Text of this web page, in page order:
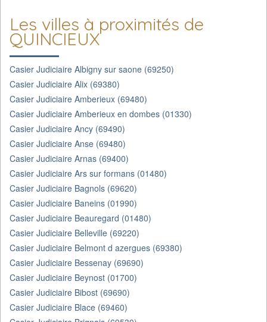
Les villes à proximités de
QUINCIEUX
Casier Judiciaire Albigny sur saone (69250)
Casier Judiciaire Alix (69380)
Casier Judiciaire Amberieux (69480)
Casier Judiciaire Amberieux en dombes (01330)
Casier Judiciaire Ancy (69490)
Casier Judiciaire Anse (69480)
Casier Judiciaire Arnas (69400)
Casier Judiciaire Ars sur formans (01480)
Casier Judiciaire Bagnols (69620)
Casier Judiciaire Baneins (01990)
Casier Judiciaire Beauregard (01480)
Casier Judiciaire Belleville (69220)
Casier Judiciaire Belmont d azergues (69380)
Casier Judiciaire Bessenay (69690)
Casier Judiciaire Beynost (01700)
Casier Judiciaire Bibost (69690)
Casier Judiciaire Blace (69460)